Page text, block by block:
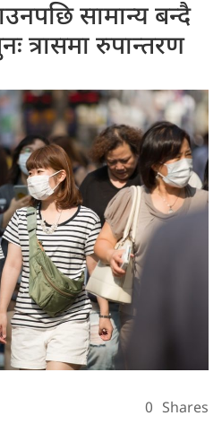
सामान्य बन्दै
त्रासमा रुपान्तरण
0 Shares